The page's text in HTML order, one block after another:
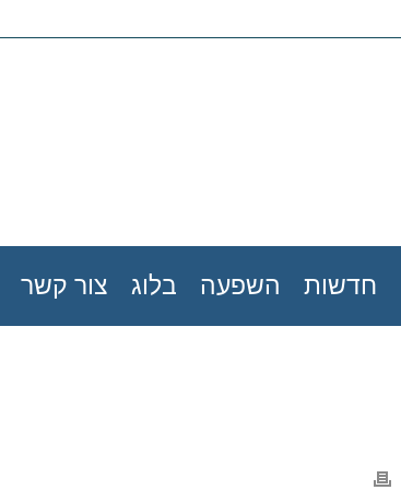
חדשות השפעה בלוג צור קשר